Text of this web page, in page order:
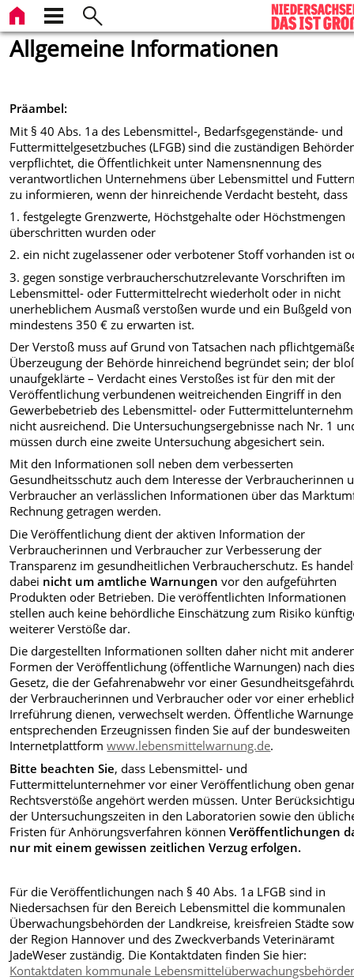
Allgemeine Informationen
Präambel:
Mit § 40 Abs. 1a des Lebensmittel-, Bedarfsgegenstände- und
Futtermittelgesetzbuches (LFGB) sind die zuständigen
verpflichtet, die Öffentlichkeit unter Namensnennung des
verantwortlichen Unternehmens über Lebensmittel und
zu informieren, wenn der hinreichende Verdacht besteht, dass
1. festgelegte Grenzwerte, Höchstgehalte oder Höchstmengen
überschritten wurden oder
2. ein nicht zugelassener oder verbotener Stoff vorhanden ist
3. gegen sonstige verbraucherschutzrelevante Vorschriften im
Lebensmittel- oder Futtermittelrecht wiederholt oder in nicht
unerheblichem Ausmaß verstoßen wurde und ein Bußgeld von
mindestens 350 € zu erwarten ist.
Der Verstoß muss auf Grund von Tatsachen nach
Überzeugung der Behörde hinreichend begründet sein; der
unaufgeklärte – Verdacht eines Verstoßes ist für den mit der
Veröffentlichung verbundenen weitreichenden Eingriff in den
Gewerbebetrieb des Lebensmittel- oder
nicht ausreichend. Die Untersuchungsergebnisse nach Nr. 1
müssen durch eine zweite Untersuchung abgesichert sein.
Mit den Informationen soll neben dem verbesserten
Gesundheitsschutz auch dem Interesse der Verbraucherinnen
Verbraucher an verlässlichen Informationen über das
Rechnung getragen werden.
Die Veröffentlichung dient der aktiven Information der
Verbraucherinnen und Verbraucher zur Verbesserung der
Transparenz im gesundheitlichen Verbraucherschutz. Es
dabei nicht um amtliche Warnungen vor den aufgeführten
Produkten oder Betrieben. Die veröffentlichten Informationen
stellen auch keine behördliche Einschätzung zum Risiko
weiterer Verstöße dar.
Die dargestellten Informationen sollten daher nicht mit
Formen der Veröffentlichung (öffentliche Warnungen) nach
Gesetz, die der Gefahrenabwehr vor einer
der Verbraucherinnen und Verbraucher oder vor einer
Irreführung dienen, verwechselt werden. Öffentliche
entsprechenden Erzeugnissen finden Sie auf der bundesweiten
Internetplattformwww.lebensmittelwarnung.de.
Bitte beachten Sie, dass Lebensmittel- und
Futtermittelunternehmer vor einer Veröffentlichung oben
Rechtsverstöße angehört werden müssen. Unter
der Untersuchungszeiten in den Laboratorien sowie den
Fristen für Anhörungsverfahren könnenVeröffentlichungen
nur mit einem gewissen zeitlichen Verzug erfolgen.
Für die Veröffentlichungen nach § 40 Abs. 1a LFGB sind in
Niedersachsen für den Bereich Lebensmittel die kommunalen
Überwachungsbehörden der Landkreise, kreisfreien Städte
der Region Hannover und des Zweckverbands Veterinäramt
JadeWeser zuständig. Die Kontaktdaten finden Sie hier:
Kontaktdaten kommunale